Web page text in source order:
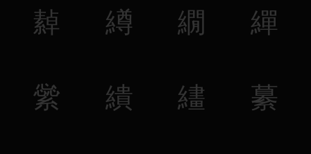
繛 繜 繝 繟
繠 繢 繣 繤